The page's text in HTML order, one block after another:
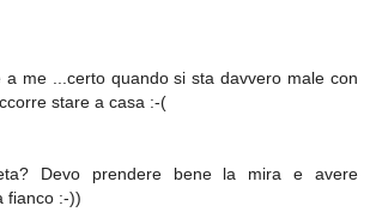
a me ...certo quando si sta davvero male con
stare a casa :-(
Devo prendere bene la mira e avere
fianco :-))